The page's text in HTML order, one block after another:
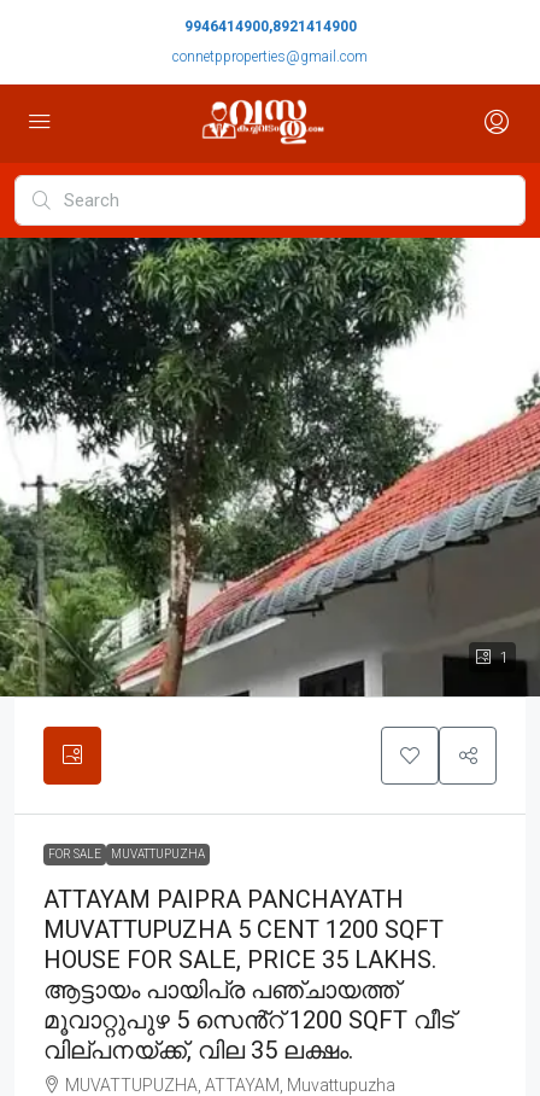
9946414900,8921414900
connetpproperties@gmail.com
1
FOR SALE MUVATTUPUZHA
ATTAYAM PAIPRA PANCHAYATH
MUVATTUPUZHA 5 CENT 1200 SQFT
HOUSE FOR SALE, PRICE 35 LAKHS.
ആട്ടായം പായിപ്ര പഞ്ചായത്ത്
മൂവാറ്റുപുഴ 5 സെൻ്റ് 1200 SQFT വീട്
വില്പനയ്ക്ക്, വില 35 ലക്ഷം.
MUVATTUPUZHA, ATTAYAM, Muvattupuzha